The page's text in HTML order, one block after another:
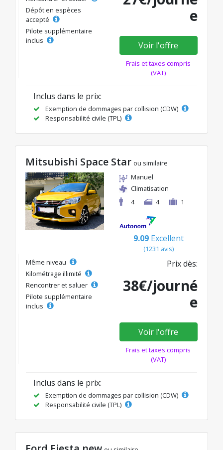
Dépôt en espèces
accepté
Pilote supplémentaire
inclus
e
Voir l'offre
Frais et taxes compris
(VAT)
Inclus dans le prix:
Exemption de dommages par collision (CDW)
Responsabilité civile (TPL)
Mitsubishi Space Star ou similaire
Manuel
Climatisation
4
4 1
9.09 Excellent
(1231 avis)
Même niveau
Kilométrage illimité
Rencontrer et saluer
Pilote supplémentaire
inclus
Prix dès:
38€/journé
e
Voir l'offre
Frais et taxes compris
(VAT)
Inclus dans le prix:
Exemption de dommages par collision (CDW)
Responsabilité civile (TPL)